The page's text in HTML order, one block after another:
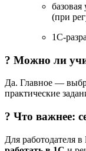
(при
1С-
? Можно ли
Да. Главное —
практические
? Что важнее:
Для работодателя